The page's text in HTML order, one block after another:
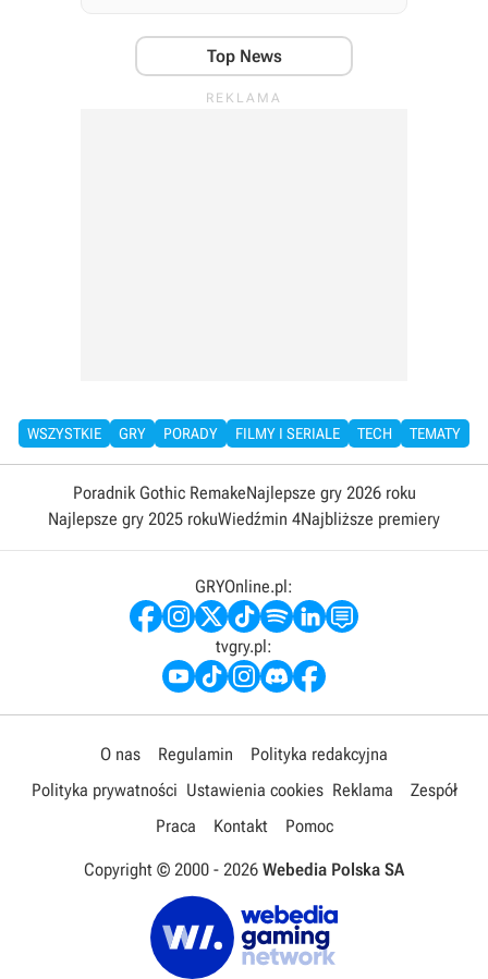
Top News
WSZYSTKIE GRY PORADY FILMY I SERIALE TECH TEMATY
Poradnik Gothic RemakeNajlepsze gry 2026 roku
Najlepsze gry 2025 rokuWiedźmin 4Najbliższe premiery
GRYOnline.pl:
tvgry.pl:
O nas Regulamin
Polityka redakcyjna
Polityka prywatności Ustawienia cookies Reklama
Zespół
Praca
Kontakt Pomoc
Copyright © 2000 - 2026 Webedia Polska SA